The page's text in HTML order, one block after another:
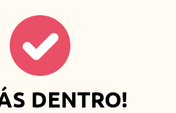
DENTRO!